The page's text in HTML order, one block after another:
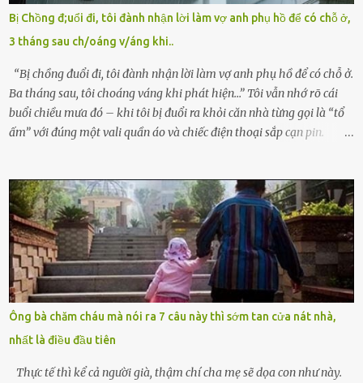
mê man sau sinh, hoàn toàn không hay biết chuyện gì xảy ra.
Thiếu úy Nguyễn Thị Mai, một nữ cảnh sát công tác tại địa phương,
tình cờ chứng kiến giây phút bé bị đưa đi trong lặng lẽ. Nét mặt đỏ
hỏn, bàn tay bé xíu co quắp, ...
Bị Chồng đ;uổi đi, tôi đành nhận lời làm vợ anh phụ hồ để có chỗ ở,
3 tháng sau ch/oáng v/áng khi..
“Bị chồng đuổi đi, tôi đành nhận lời làm vợ anh phụ hồ để có chỗ ở.
Ba tháng sau, tôi choáng váng khi phát hiện…” Tôi vẫn nhớ rõ cái
buổi chiều mưa đó – khi tôi bị đuổi ra khỏi căn nhà từng gọi là “tổ
ấm” với đúng một vali quần áo và chiếc điện thoại sắp cạn pin.
cưới cô để có con. Không phải để nuôi một cái thân bất tài chỉ biết
khóc lóc,” anh ta gằn giọng, đẩy mạnh cánh cửa trước mặt tôi.
Tiếng cánh cửa đóng lại, vang lên như một bản án lạnh lùng. Tôi
đứng chết lặng giữa cơn mưa, không biết đi đâu, về đâu. Bố mẹ tôi
mất sớm. Tôi chẳng có anh chị em. Họ hàng cũng thưa thớt, chẳng
ai thân thiết đến mức có thể mở lòng cho tôi tá túc. Bạn bè? Ai cũng
bận rộn với gia đình riêng của họ. Tôi đã từng đặt cược cả thanh
xuân vào người chồng ấy – và giờ, tôi chỉ còn lại chính mình. Tôi lên
chiếc xe buýt cuối ngày, trốn chạy khỏi thành phố và nỗi đau. Tôi v...
Ông bà chăm cháu mà nói ra 7 câu này thì sớm tan cửa nát nhà,
nhất là điều đầu tiên
Thực tế thì kể cả người già, thậm chí cha mẹ sẽ dọa con như này.